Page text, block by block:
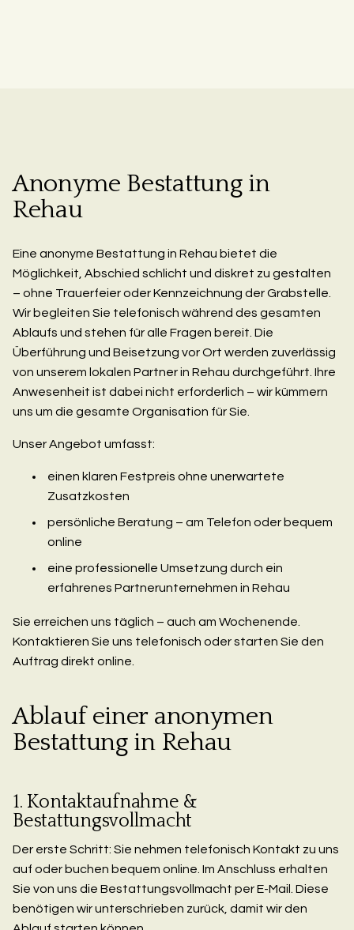
Anonyme Bestattung in
Rehau
Eine anonyme Bestattung in Rehau bietet die
Möglichkeit, Abschied schlicht und diskret zu gestalten
– ohne Trauerfeier oder Kennzeichnung der Grabstelle.
Wir begleiten Sie telefonisch während des gesamten
Ablaufs und stehen für alle Fragen bereit. Die
Überführung und Beisetzung vor Ort werden zuverlässig
von unserem lokalen Partner in Rehau durchgeführt. Ihre
Anwesenheit ist dabei nicht erforderlich – wir kümmern
uns um die gesamte Organisation für Sie.
Unser Angebot umfasst:
einen klaren Festpreis ohne unerwartete
Zusatzkosten
persönliche Beratung – am Telefon oder bequem
online
eine professionelle Umsetzung durch ein
erfahrenes Partnerunternehmen in Rehau
Sie erreichen uns täglich – auch am Wochenende.
Kontaktieren Sie uns telefonisch oder starten Sie den
Auftrag direkt online.
Ablauf einer anonymen
Bestattung in Rehau
1. Kontaktaufnahme &
Bestattungsvollmacht
Der erste Schritt: Sie nehmen telefonisch Kontakt zu uns
auf oder buchen bequem online. Im Anschluss erhalten
Sie von uns die Bestattungsvollmacht per E-Mail. Diese
benötigen wir unterschrieben zurück, damit wir den